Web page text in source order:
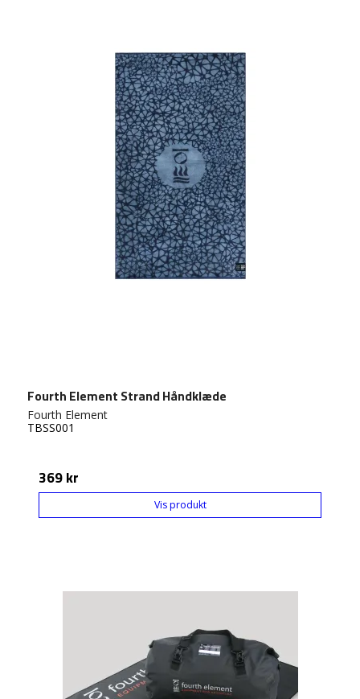
Fourth Element Strand Håndklæde
Fourth Element
TBSS001
369 kr
Vis produkt